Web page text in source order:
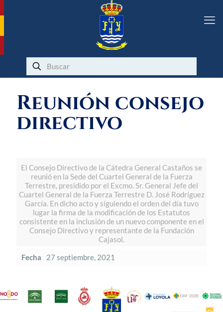
Reunión consejo
directivo
El Consejo Directivo de la Cátedra General Castaños se
reunió en la Sede del Cuartel General de la Fuerza
Terrestre, presidido por el Excmo. Sr. General Jefe del
Cuartel General de la Fuerza Terrestre D. José Rodríguez
García. En dicho acto y siguiendo el orden del día tuvo
lugar la firma de la modificación de los Estatutos
consistente en la inclusión de un nuevo componente en el
Consejo Directivo y representante de la Fundación
Cajasol.
Fecha
27 septiembre, 2021